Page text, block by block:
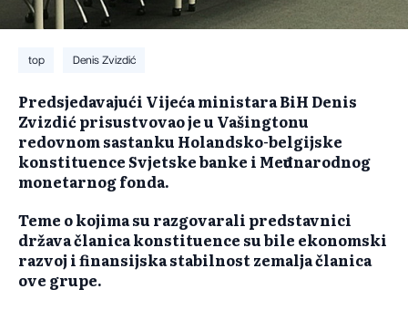
top Denis Zvizdić
Predsjedavajući Vijeća ministara BiH Denis
Zvizdić prisustvovao je u Vašingtonu
redovnom sastanku Holandsko-belgijske
konstituence Svjetske banke i Međunarodnog
monetarnog fonda.
Teme o kojima su razgovarali predstavnici
država članica konstituence su bile ekonomski
razvoj i finansijska stabilnost zemalja članica
ove grupe.